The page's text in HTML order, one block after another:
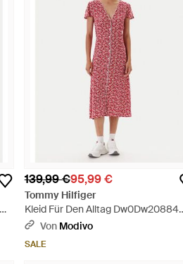
139,99 €95,99 €
Tommy Hilfiger
Kleid Für Den Alltag Dw0Dw20884
Regular Fit - Rot
Von Modivo
SALE